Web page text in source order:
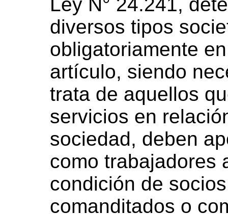
diversos tipos
obligatoriamente
artículo, siendo
trata de aquellos
servicios en
sociedad, deben
como trabajadores
condición de
comanditados o